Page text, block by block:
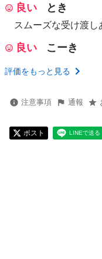
良い とき
スムーズな受け渡
良い こーき
評価をもっと見る
注意事項 通報
ポスト LINEで送る